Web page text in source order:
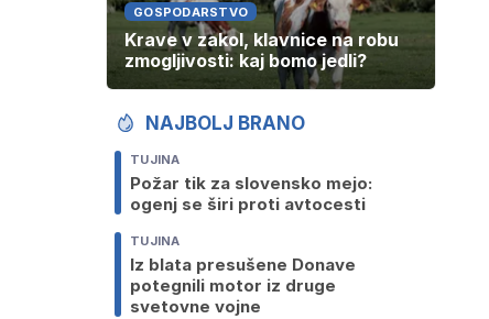
GOSPODARSTVO
Krave v zakol, klavnice na robu
zmogljivosti: kaj bomo jedli?
NAJBOLJ BRANO
TUJINA
Požar tik za slovensko mejo:
ogenj se širi proti avtocesti
TUJINA
Iz blata presušene Donave
potegnili motor iz druge
svetovne vojne